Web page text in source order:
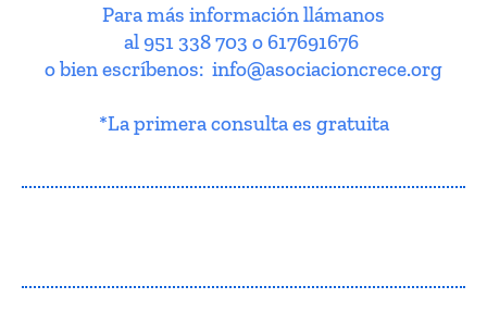
Para más información llámanos
al 951 338 703 o 617691676
o bien escríbenos: info@asociacioncrece.org
*La primera consulta es gratuita